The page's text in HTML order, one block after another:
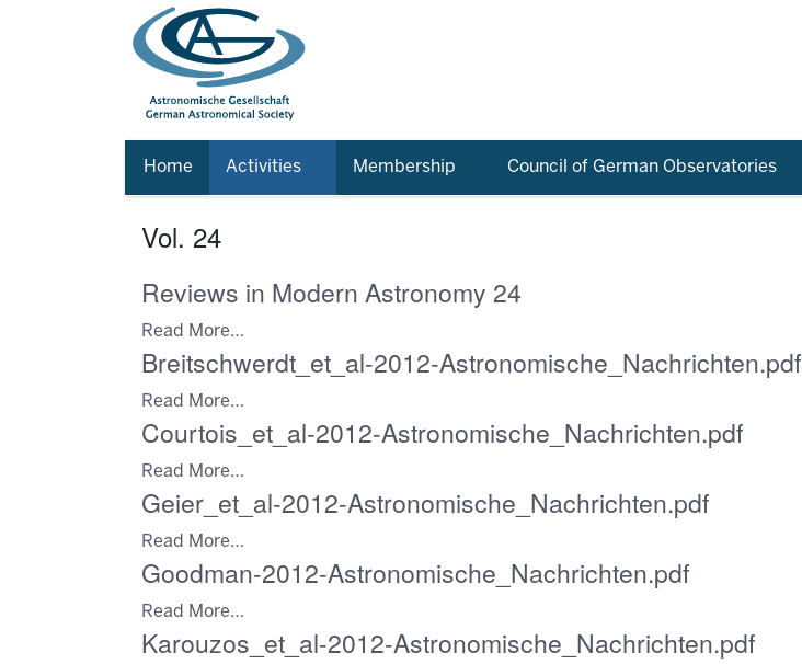
Home Activities Membership Council of German Observatories
Vol. 24
Reviews in Modern Astronomy 24
Read More…
Breitschwerdt_et_al-2012-Astronomische_Nachrichten.pdf
Read More…
Courtois_et_al-2012-Astronomische_Nachrichten.pdf
Read More…
Geier_et_al-2012-Astronomische_Nachrichten.pdf
Read More…
Goodman-2012-Astronomische_Nachrichten.pdf
Read More…
Karouzos_et_al-2012-Astronomische_Nachrichten.pdf